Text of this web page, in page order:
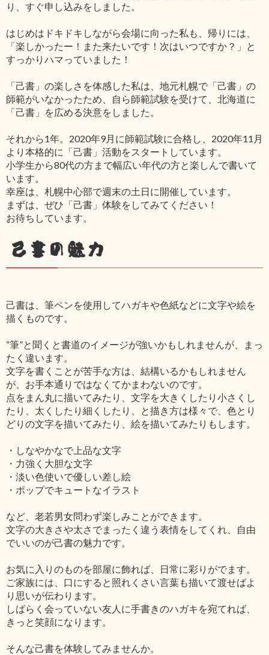
り、すぐ申し込みをしました。
はじめはドキドキしながら会場に向った私も、帰りには、
「楽しかったー！また来たいです！次はいつですか？」と
すっかりハマっていました！
「己書」の楽しさを体感した私は、地元札幌で「己書」の
師範がいなかったため、自ら師範試験を受けて、北海道に
「己書」を広める決意をしました。
それから1年。2020年9月に師範試験に合格し、2020年11月
より本格的に「己書」活動をスタートしています。
小学生から80代の方まで幅広い年代の方と楽しんで書いて
います。
幸座は、札幌中心部で週末の土日に開催しています。
まずは、ぜひ「己書」体験をしてみてください！
お待ちしています。
己書の魅力
己書は、筆ペンを使用してハガキや色紙などに文字や絵を
描くものです。
“筆”と聞くと書道のイメージが強いかもしれませんが、まっ
たく違います。
文字を書くことが苦手な方は、結構いるかもしれません
が、お手本通りではなくてかまわないのです。
点をまん丸に描いてみたり、文字を大きくしたり小さくし
たり、太くしたり細くしたり、と描き方は様々で、色とり
どりの文字を描いてみたり、絵を描いてみたりもします。
・しなやかなで上品な文字
・力強く大胆な文字
・淡い色使いで優しい差し絵
・ポップでキュートなイラスト
など、老若男女問わず楽しみことができます。
文字の大きさや太さでまったく違う表情をしてくれ、自由
でいいのが己書の魅力です。
お気に入りのものを部屋に飾れば、日常に彩りがでます。
ご家族には、口にすると照れくさい言葉も描いて渡せばよ
り思いが伝わります。
しばらく会っていない友人に手書きのハガキを宛てれば、
きっと笑顔になります。
そんな己書を体験してみませんか。